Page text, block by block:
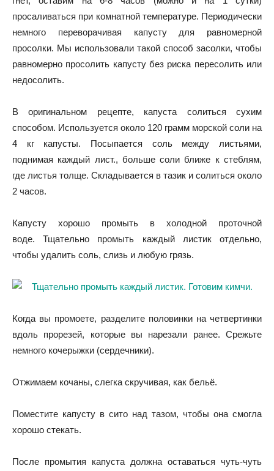
просаливаться при комнатной температуре. Периодически
немного переворачивая капусту для равномерной
просолки. Мы использовали такой способ засолки, чтобы
равномерно просолить капусту без риска пересолить или
недосолить.
В оригинальном рецепте, капуста солиться сухим
способом. Используется около 120 грамм морской соли на
4 кг капусты. Посыпается соль между листьями,
поднимая каждый лист., больше соли ближе к стеблям,
где листья толще. Складывается в тазик и солиться около
2 часов.
Капусту хорошо промыть в холодной проточной
воде. Тщательно промыть каждый листик отдельно,
чтобы удалить соль, слизь и любую грязь.
Когда вы промоете, разделите половинки на четвертинки
вдоль прорезей, которые вы нарезали ранее. Срежьте
немного кочерыжки (сердечники).
Отжимаем кочаны, слегка скручивая, как бельё.
Поместите капусту в сито над тазом, чтобы она смогла
хорошо стекать.
После промытия капуста должна оставаться чуть-чуть